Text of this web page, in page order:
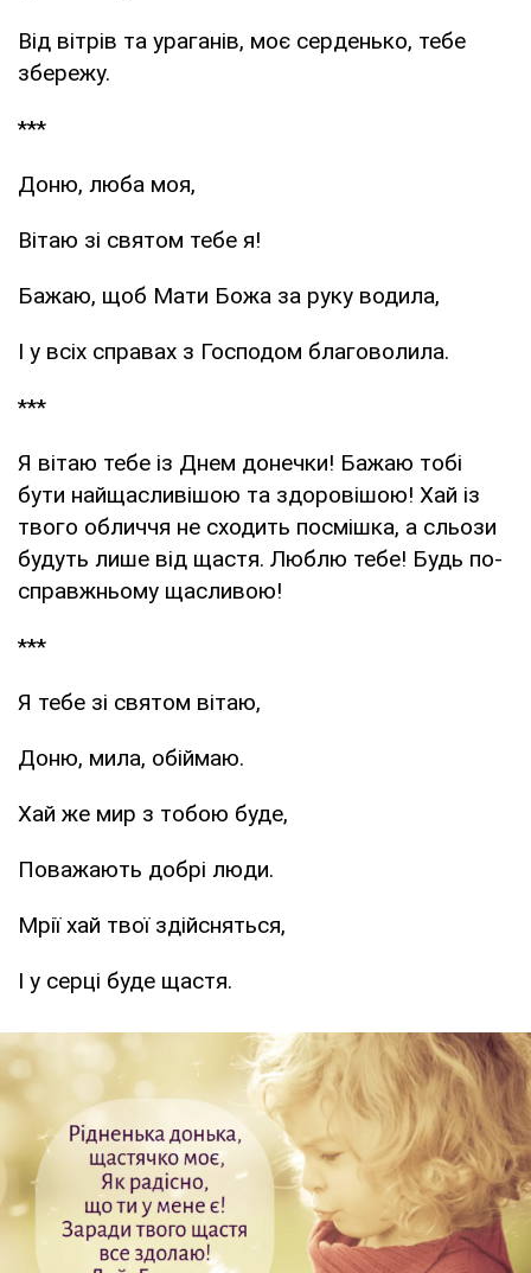
Від вітрів та ураганів, моє серденько, тебе
збережу.
***
Доню, люба моя,
Вітаю зі святом тебе я!
Бажаю, щоб Мати Божа за руку водила,
І у всіх справах з Господом благоволила.
***
Я вітаю тебе із Днем донечки! Бажаю тобі
бути найщасливішою та здоровішою! Хай із
твого обличчя не сходить посмішка, а сльози
будуть лише від щастя. Люблю тебе! Будь по-
справжньому щасливою!
***
Я тебе зі святом вітаю,
Доню, мила, обіймаю.
Хай же мир з тобою буде,
Поважають добрі люди.
Мрії хай твої здійсняться,
І у серці буде щастя.